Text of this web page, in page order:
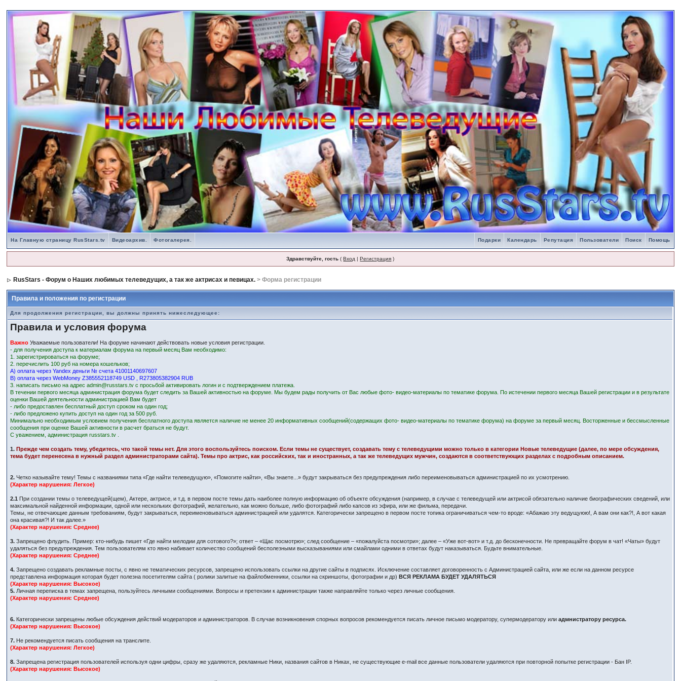
На Главную страницу RusStars.tv Помощь
Поиск
Пользователи
Репутация
Календарь
Подарки
Видеоархив. Фотогалерея.
Здравствуйте, гость (Вход |Регистрация )
RusStars - Форум о Наших любимых телеведущих, а так же актрисах и певицах. > Форма регистрации
Правила и положения по регистрации
Для продолжения регистрации, вы должны принять нижеследующее:
Правила и условия форума
Важно Уважаемые пользователи! На форуме начинают действовать новые условия регистрации.
- для получения доступа к материалам форума на первый месяц Вам необходимо:
1. зарегистрироваться на форуме;
2. перечислить 100 руб на номера кошельков;
А) оплата через Yandex деньги № счета 41001140697607
В) оплата через WebMoney Z385552118749 USD , R273805382904 RUB
3. написать письмо на адрес admin@russtars.tv с просьбой активировать логин и с подтверждением платежа.
В течении первого месяца администрация форума будет следить за Вашей активностью на форуме. Мы будем рады получить от Вас любые фото- видео-материалы по тематике форума. По истечении первого месяца Вашей регистрации и в результате
оценки Вашей деятельности администрацией Вам будет
- либо предоставлен бесплатный доступ сроком на один год;
- либо предложено купить доступ на один год за 500 руб.
Минимально необходимым условием получения бесплатного доступа является наличие не менее 20 информативных сообщений(содержащих фото- видео-материалы по тематике форума) на форуме за первый месяц. Восторженные и бессмысленные
сообщения при оценке Вашей активности в расчет браться не будут.
С уважением, администрация russtars.tv .
1. Прежде чем создать тему, убедитесь, что такой темы нет. Для этого воспользуйтесь поиском. Если темы не существует, создавать тему с телеведущими можно только в категории Новые телеведущие (далее, по мере обсуждения,
тема будет перенесена в нужный раздел администраторами сайта). Темы про актрис, как российских, так и иностранных, а так же телеведущих мужчин, создаются в соответствующих разделах с подробным описанием.
2. Четко называйте тему! Темы с названиями типа «Где найти телеведущую», «Помогите найти», «Вы знаете...» будут закрываться без предупреждения либо переименовываться администрацией по их усмотрению.
(Характер нарушения: Легкое)
2.1
При создании темы о телеведущей(щем), Актере, актрисе, и т.д. в первом посте темы дать наиболее полную информацию об объекте обсуждения (например, в случае с телеведущей или актрисой обязательно наличие биографических сведений, или
максимальной найденной информации, одной или нескольких фотографий, желательно, как можно больше, либо фотографий либо капсов из эфира, или же фильма, передачи.
Темы, не отвечающие данным требованиям, будут закрываться, переименовываться администрацией или удалятся. Категорически запрещено в первом посте топика ограничиваться чем-то вроде: «Абажаю эту ведущуюю!, А вам они как?!, А вот какая
она красивая?! И так далее.»
(Характер нарушения: Среднее)
3. Запрещено флудить. Пример: кто-нибудь пишет «Где найти мелодии для сотового?»; ответ – «Щас посмотрю»; след сообщение – «пожалуйста посмотри»; далее – «Уже вот-вот» и т.д. до бесконечности. Не превращайте форум в чат! «Чаты» будут
удаляться без предупреждения. Тем пользователям кто явно набивает количество сообщений бесполезными высказываниями или смайлами одними в ответах будут наказываться. Будьте внимательные.
(Характер нарушения: Среднее)
4. Запрещено создавать рекламные посты, с явно не тематических ресурсов, запрещено использовать ссылки на другие сайты в подписях. Исключение составляет договоренность с Администрацией сайта, или же если на данном ресурсе
представлена информация которая будет полезна посетителям сайта ( ролики залитые на файлобменники, ссылки на скриншоты, фотографии и др) ВСЯ РЕКЛАМА БУДЕТ УДАЛЯТЬСЯ
(Характер нарушения: Высокое)
5. Личная переписка в темах запрещена, пользуйтесь личными сообщениями. Вопросы и претензии к администрации также направляйте только через личные сообщения.
(Характер нарушения: Среднее)
6. Категорически запрещены любые обсуждения действий модераторов и администраторов. В случае возникновения спорных вопросов рекомендуется писать личное письмо модератору, супермодератору илиадмнистратору ресурса.
(Характер нарушения: Высокое)
7. Не рекомендуется писать сообщения на транслите.
(Характер нарушения: Легкое)
8. Запрещена регистрация пользователей используя одни цифры, сразу же удаляются, рекламные Ники, названия сайтов в Никах, не существующие e-mail все данные пользователи удаляются при повторной попытке регистрации - Бан IP.
(Характер нарушения: Высокое)